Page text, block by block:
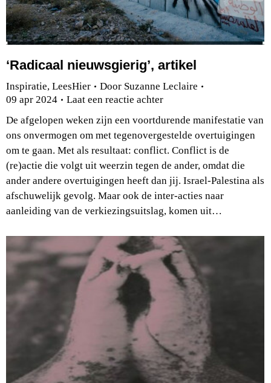
‘Radicaal nieuwsgierig’, artikel
Inspiratie, LeesHier Door Suzanne Leclaire
09 apr 2024
Laat een reactie achter
De afgelopen weken zijn een voortdurende manifestatie van
ons onvermogen om met tegenovergestelde overtuigingen
om te gaan. Met als resultaat: conflict. Conflict is de
(re)actie die volgt uit weerzin tegen de ander, omdat die
ander andere overtuigingen heeft dan jij. Israel-Palestina als
afschuwelijk gevolg. Maar ook de inter-acties naar
aanleiding van de verkiezingsuitslag, komen uit…